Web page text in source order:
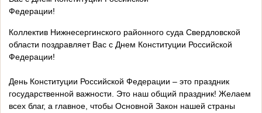
Федерации!
Коллектив Нижнесергинского районного суда Свердловской
области поздравляет Вас с Днем Конституции Российской
Федерации!
День Конституции Российской Федерации – это праздник
государственной важности. Это наш общий праздник! Желаем
всех благ, а главное, чтобы Основной Закон нашей страны